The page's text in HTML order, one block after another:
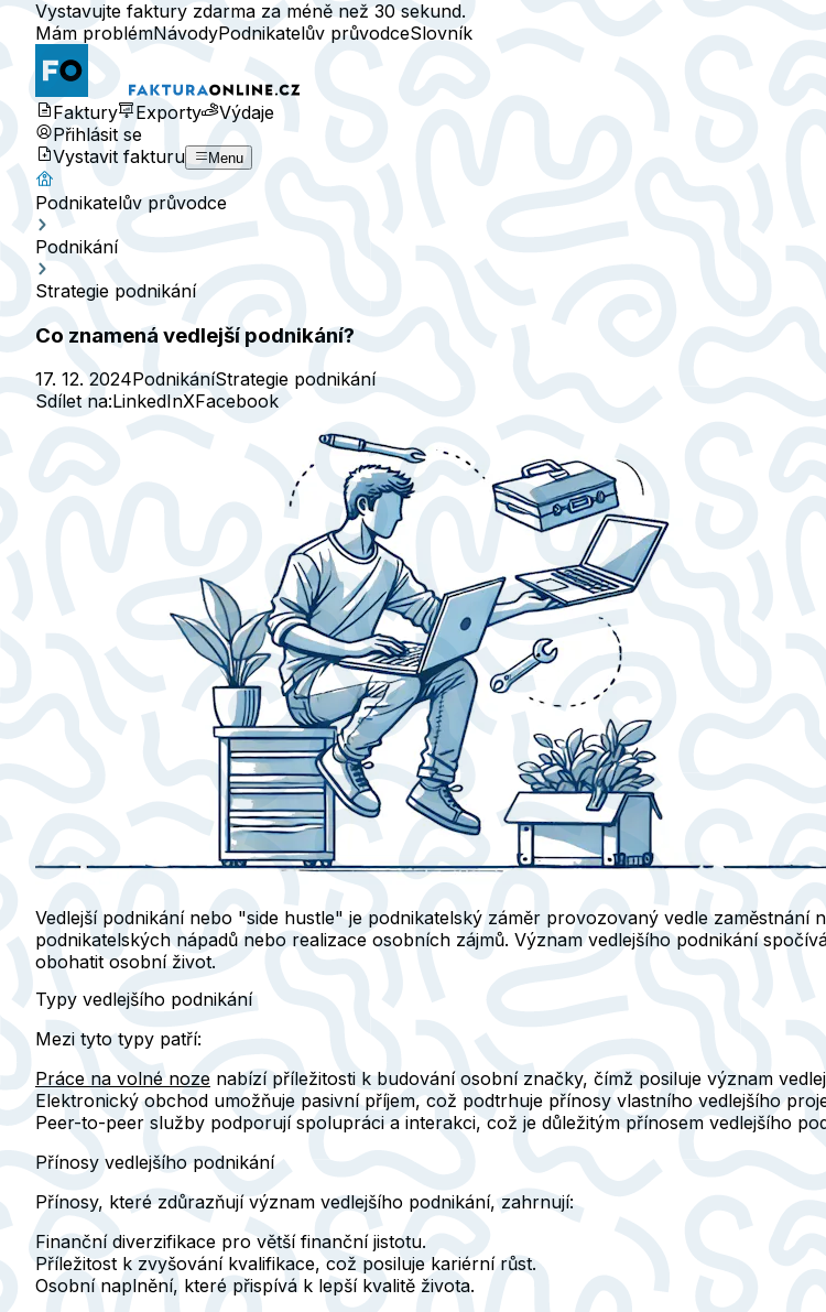
Vystavujte faktury zdarma za méně než 30 sekund.
Mám problémNávodyPodnikatelův průvodceSlovník
Faktury Exporty
Výdaje
Přihlásit se
Vystavit fakturu
Menu
Podnikatelův průvodce
Podnikání
Strategie podnikání
Co znamená vedlejší podnikání?
17. 12. 2024PodnikáníStrategie podnikání
Sdílet na:LinkedInXFacebook
Vedlejší podnikání nebo "side hustle" je podnikatelský záměr provozovaný vedle
podnikatelských nápadů nebo realizace osobních zájmů. Význam vedlejšího podnikání
obohatit osobní život.
Typy vedlejšího podnikání
Mezi tyto typy patří:
Práce na volné noze nabízí příležitosti k budování osobní značky, čímž posiluje význam
Elektronický obchod umožňuje pasivní příjem, což podtrhuje přínosy vlastního vedlejšího
Peer-to-peer služby podporují spolupráci a interakci, což je důležitým přínosem vedlejšího
Přínosy vedlejšího podnikání
Přínosy, které zdůrazňují význam vedlejšího podnikání, zahrnují:
Finanční diverzifikace pro větší finanční jistotu.
Příležitost k zvyšování kvalifikace, což posiluje kariérní růst.
Osobní naplnění, které přispívá k lepší kvalitě života.